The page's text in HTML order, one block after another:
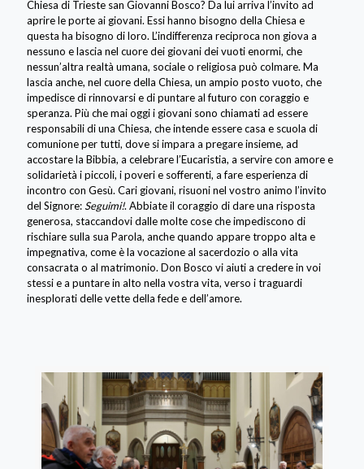
Chiesa di Trieste san Giovanni Bosco? Da lui arriva l’invito ad
aprire le porte ai giovani. Essi hanno bisogno della Chiesa e
questa ha bisogno di loro. L’indifferenza reciproca non giova a
nessuno e lascia nel cuore dei giovani dei vuoti enormi, che
nessun’altra realtà umana, sociale o religiosa può colmare. Ma
lascia anche, nel cuore della Chiesa, un ampio posto vuoto, che
impedisce di rinnovarsi e di puntare al futuro con coraggio e
speranza. Più che mai oggi i giovani sono chiamati ad essere
responsabili di una Chiesa, che intende essere casa e scuola di
comunione per tutti, dove si impara a pregare insieme, ad
accostare la Bibbia, a celebrare l’Eucaristia, a servire con amore e
solidarietà i piccoli, i poveri e sofferenti, a fare esperienza di
incontro con Gesù. Cari giovani, risuoni nel vostro animo l’invito
del Signore:Seguimi!. Abbiate il coraggio di dare una risposta
generosa, staccandovi dalle molte cose che impediscono di
rischiare sulla sua Parola, anche quando appare troppo alta e
impegnativa, come è la vocazione al sacerdozio o alla vita
consacrata o al matrimonio. Don Bosco vi aiuti a credere in voi
stessi e a puntare in alto nella vostra vita, verso i traguardi
inesplorati delle vette della fede e dell’amore.